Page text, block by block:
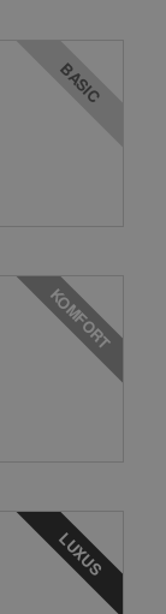
BASIC
KOMFORT
LUXUS